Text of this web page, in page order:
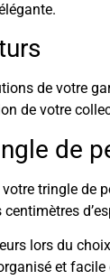
de votre
de votre
de
tringle de
lors du
et